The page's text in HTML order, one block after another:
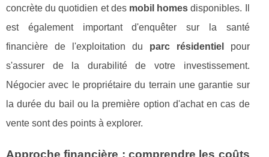
concrète du quotidien et des mobil homes disponibles. Il
est également important d'enquêter sur la santé
financière de l'exploitation du parc résidentiel
pour
s'assurer de la durabilité de votre investissement.
Négocier avec le propriétaire du terrain une garantie sur
la durée du bail ou la première option d'achat en cas de
vente sont des points à explorer.
Approche financière : comprendre les coûts